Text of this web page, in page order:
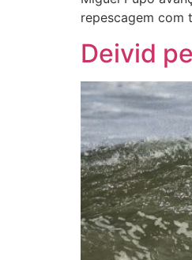
repescagem com
Deivid